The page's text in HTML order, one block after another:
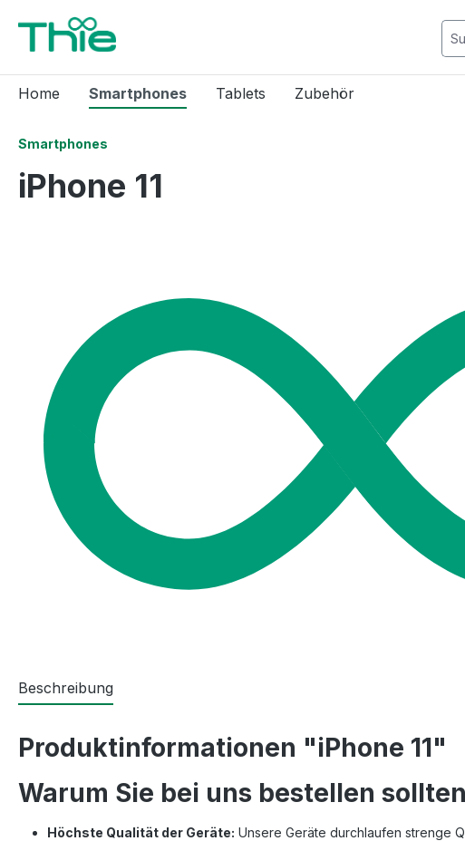
springen
Home Smartphones Tablets Zubehör
Smartphones
iPhone 11
Beschreibung
Produktinformationen "iPhone 11"
Warum Sie bei uns bestellen sollten
Höchste Qualität der Geräte: Unsere Geräte durchlaufen strenge